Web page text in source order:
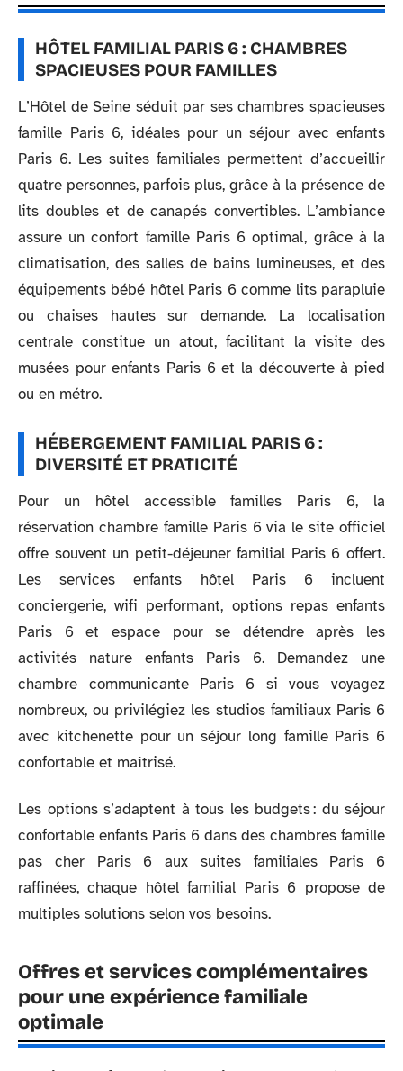
HÔTEL FAMILIAL PARIS 6 : CHAMBRES
SPACIEUSES POUR FAMILLES
L’Hôtel de Seine séduit par ses chambres spacieuses
famille Paris 6, idéales pour un séjour avec enfants
Paris 6. Les suites familiales permettent d’accueillir
quatre personnes, parfois plus, grâce à la présence de
lits doubles et de canapés convertibles. L’ambiance
assure un confort famille Paris 6 optimal, grâce à la
climatisation, des salles de bains lumineuses, et des
équipements bébé hôtel Paris 6 comme lits parapluie
ou chaises hautes sur demande. La localisation
centrale constitue un atout, facilitant la visite des
musées pour enfants Paris 6 et la découverte à pied
ou en métro.
HÉBERGEMENT FAMILIAL PARIS 6 :
DIVERSITÉ ET PRATICITÉ
Pour un hôtel accessible familles Paris 6, la
réservation chambre famille Paris 6 via le site officiel
offre souvent un petit-déjeuner familial Paris 6 offert.
Les services enfants hôtel Paris 6 incluent
conciergerie, wifi performant, options repas enfants
Paris 6 et espace pour se détendre après les
activités nature enfants Paris 6. Demandez une
chambre communicante Paris 6 si vous voyagez
nombreux, ou privilégiez les studios familiaux Paris 6
avec kitchenette pour un séjour long famille Paris 6
confortable et maîtrisé.
Les options s’adaptent à tous les budgets : du séjour
confortable enfants Paris 6 dans des chambres famille
pas cher Paris 6 aux suites familiales Paris 6
raffinées, chaque hôtel familial Paris 6 propose de
multiples solutions selon vos besoins.
Offres et services complémentaires
pour une expérience familiale
optimale